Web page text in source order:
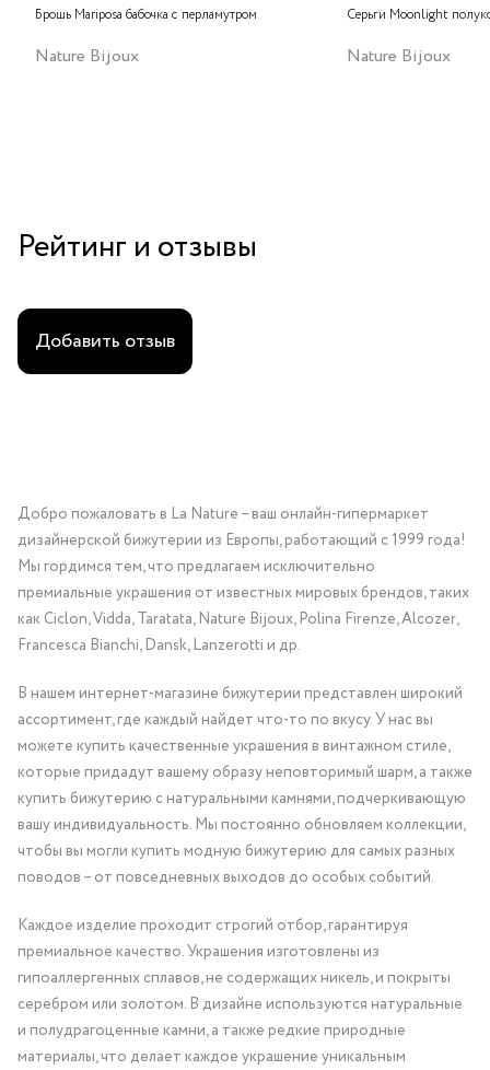
Брошь Mariposa бабочка с перламутром
Nature Bijoux
Серьги Moonlight
Nature Bijoux
Рейтинг и отзывы
Добавить отзыв
Добро пожаловать в La Nature – ваш онлайн-гипермаркет
дизайнерской бижутерии из Европы, работающий с 1999 года!
Мы гордимся тем, что предлагаем исключительно
премиальные украшения от известных мировых брендов, таких
как Ciclon, Vidda, Taratata, Nature Bijoux, Polina Firenze, Alcozer,
Francesca Bianchi, Dansk, Lanzerotti и др.
В нашем интернет-магазине бижутерии представлен широкий
ассортимент, где каждый найдет что-то по вкусу. У нас вы
можете купить качественные украшения в винтажном стиле,
которые придадут вашему образу неповторимый шарм, а также
купить бижутерию с натуральными камнями, подчеркивающую
вашу индивидуальность. Мы постоянно обновляем коллекции,
чтобы вы могли купить модную бижутерию для самых разных
поводов – от повседневных выходов до особых событий.
Каждое изделие проходит строгий отбор, гарантируя
премиальное качество. Украшения изготовлены из
гипоаллергенных сплавов, не содержащих никель, и покрыты
серебром или золотом. В дизайне используются натуральные
и полудрагоценные камни, а также редкие природные
материалы, что делает каждое украшение уникальным